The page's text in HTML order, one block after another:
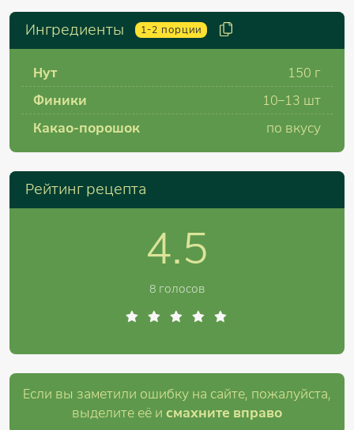
Ингредиенты 1-2 порции
Нут 150 г
Финики
10–13 шт
Какао-порошок
по вкусу
Рейтинг рецепта
4.5
8 голосов
Если вы заметили ошибку на сайте, пожалуйста,
выделите её и смахните вправо